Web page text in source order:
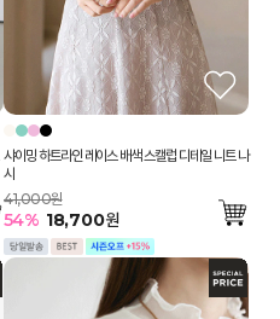
샤이밍 하트라인 레이스 배색 스캘럽 디테일 니트 나
시
41,000원
54% 18,700원